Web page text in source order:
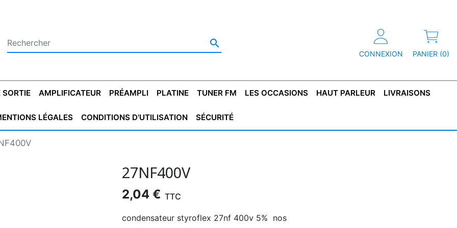

CONNEXION PANIER (0)
AMPLIFICATEUR PRÉAMPLI PLATINE TUNER FM LES OCCASIONS
PLATINES VINYLES
HAUT PARLEUR LIVRAISONS
LÉGALES CONDITIONS D'UTILISATION SÉCURITÉ
27NF400V
2,04 € TTC
condensateur styroflex 27nf 400v 5% nos